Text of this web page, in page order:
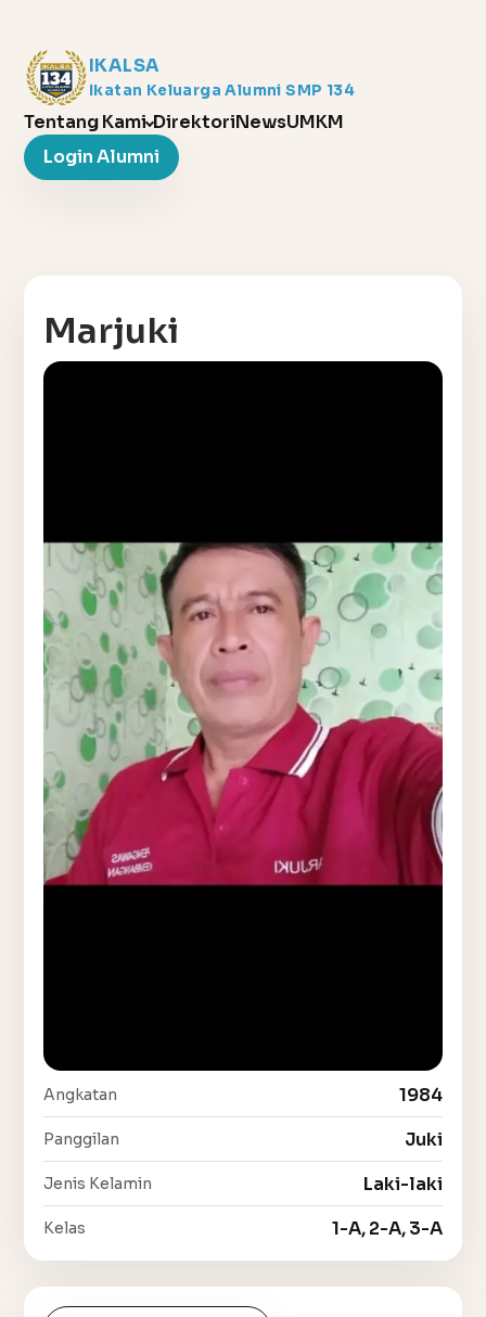
IKALSA
Ikatan Keluarga Alumni SMP 134
Tentang Kami DirektoriNewsUMKM
Login Alumni
Marjuki
Angkatan 1984
Panggilan Juki
Jenis Kelamin Laki-laki
Kelas 1-A, 2-A, 3-A